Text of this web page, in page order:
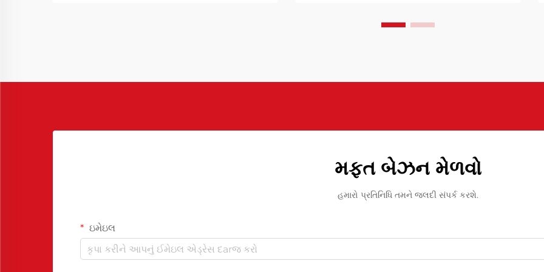
મફત બેઝન મેળવો
હમારો પ્રતિનિધિ તમને જલદી સંપર્ક કરશે.
ઇમેઇલ